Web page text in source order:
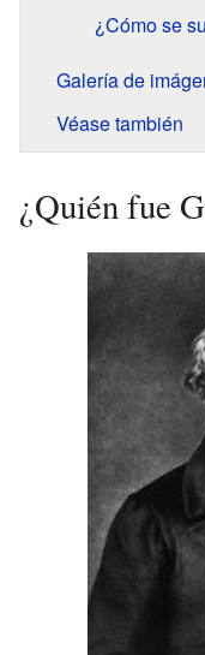
¿Cómo se
Galería de
Véase también
¿Quién fue